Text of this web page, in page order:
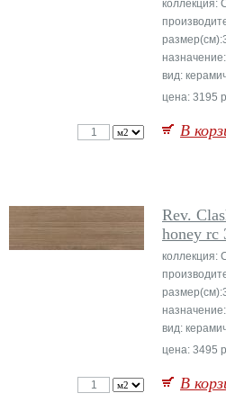
коллекция:
вид:
цена: 3195
В
Rev.
honey rc
коллекция:
вид:
цена: 3495
В